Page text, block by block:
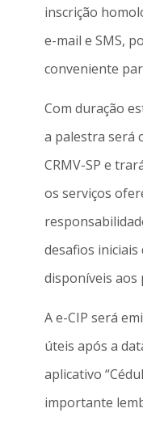
inscrição
e-mail e SMS,
conveniente
Com duração
a palestra será
CRMV-SP e
os serviços
desafios
disponíveis aos
A e-CIP será
úteis após a
aplicativo
importante